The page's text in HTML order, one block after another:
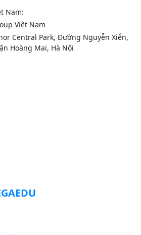
Nam:
Việt Nam
Central Park, Đường Nguyễn Xiển,
Hoàng Mai, Hà Nội